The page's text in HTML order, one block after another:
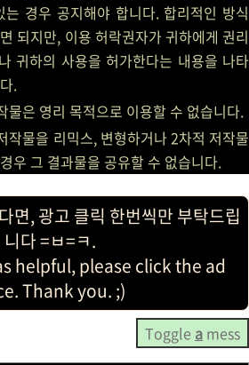
는 경우 공지해야 합니다. 합리적인 방식
되지만, 이용 허락권자가 귀하에게 권리
귀하의 사용을 허가한다는 내용을 나타
.
물은 영리 목적으로 이용할 수 없습니다.
작물을 리믹스, 변형하거나 2차적 저작물
우 그 결과물을 공유할 수 없습니다.
면, 광고 클릭 한번씩만 부탁드립
니다 =ㅂ=ㅋ.
helpful, please click the ad
Thank you. ;)
Toggle a mess